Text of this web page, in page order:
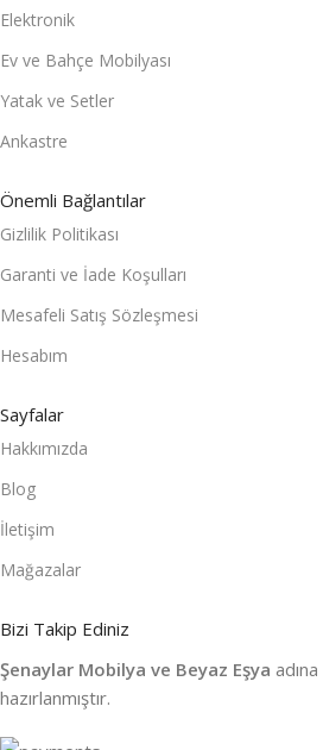
Elektronik
Ev ve Bahçe Mobilyası
Yatak ve Setler
Ankastre
Önemli Bağlantılar
Gizlilik Politikası
Garanti ve İade Koşulları
Mesafeli Satış Sözleşmesi
Hesabım
Sayfalar
Hakkımızda
Blog
İletişim
Mağazalar
Bizi Takip Ediniz
Şenaylar Mobilya ve Beyaz Eşya adına
hazırlanmıştır.